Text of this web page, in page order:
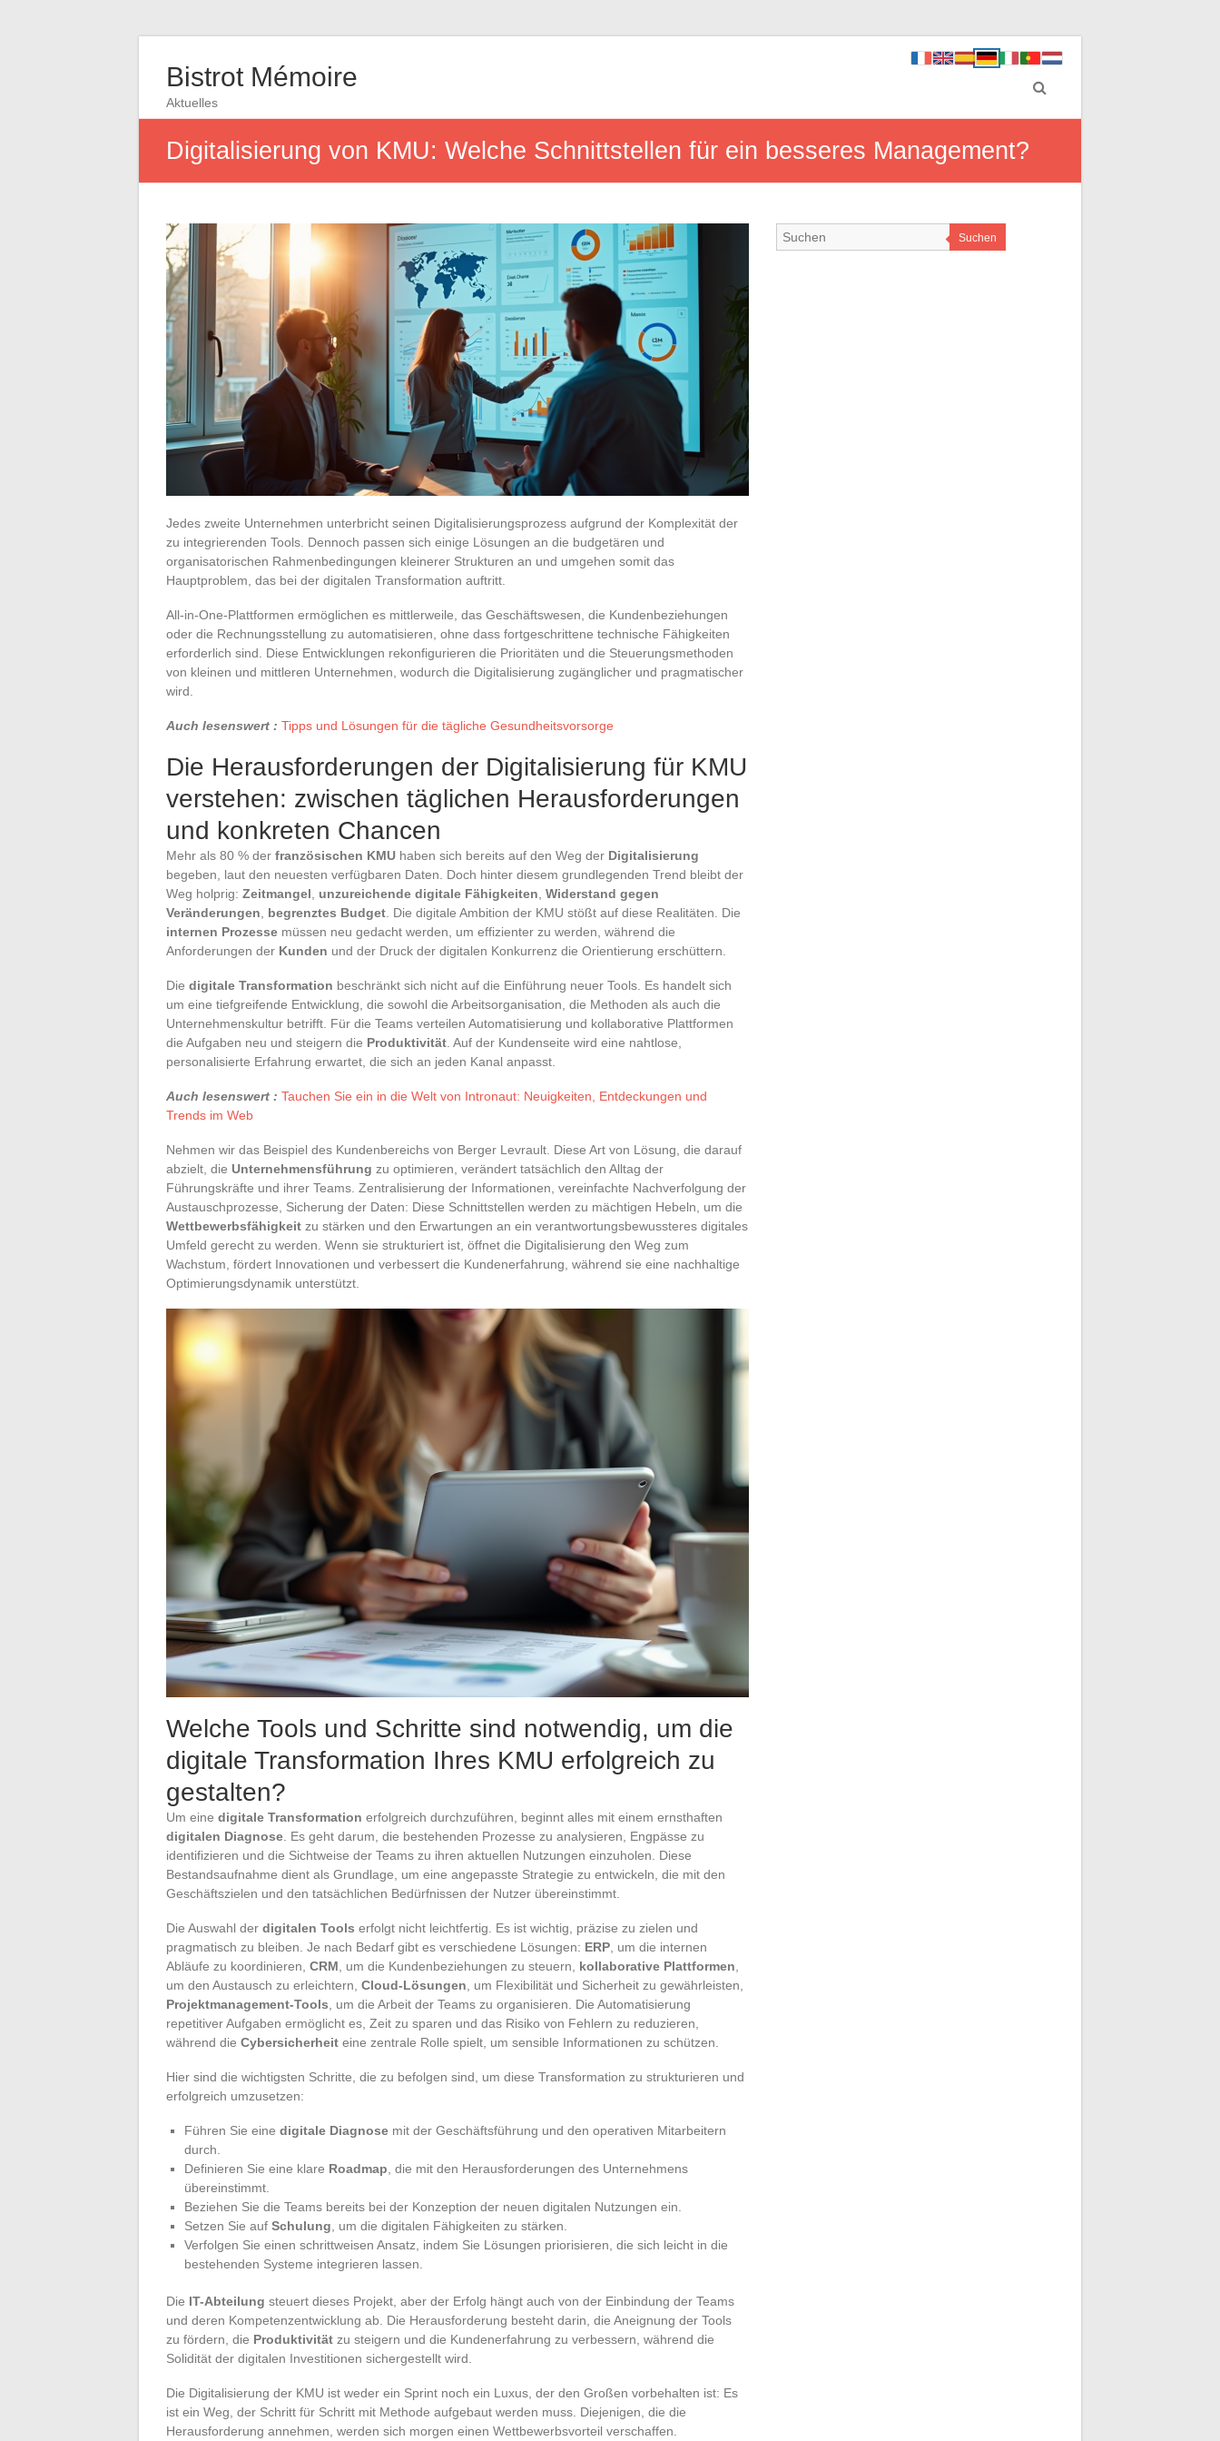
Bistrot Mémoire
Aktuelles
Digitalisierung von KMU: Welche Schnittstellen für ein besseres Management?
Jedes zweite Unternehmen unterbricht seinen Digitalisierungsprozess aufgrund der Komplexität der
zu integrierenden Tools. Dennoch passen sich einige Lösungen an die budgetären und
organisatorischen Rahmenbedingungen kleinerer Strukturen an und umgehen somit das
Hauptproblem, das bei der digitalen Transformation auftritt.
All-in-One-Plattformen ermöglichen es mittlerweile, das Geschäftswesen, die Kundenbeziehungen
oder die Rechnungsstellung zu automatisieren, ohne dass fortgeschrittene technische Fähigkeiten
erforderlich sind. Diese Entwicklungen rekonfigurieren die Prioritäten und die Steuerungsmethoden
von kleinen und mittleren Unternehmen, wodurch die Digitalisierung zugänglicher und pragmatischer
wird.
Auch lesenswert : Tipps und Lösungen für die tägliche Gesundheitsvorsorge
Die Herausforderungen der Digitalisierung für KMU
verstehen: zwischen täglichen Herausforderungen
und konkreten Chancen
Mehr als 80 % der französischen KMU haben sich bereits auf den Weg der Digitalisierung
begeben, laut den neuesten verfügbaren Daten. Doch hinter diesem grundlegenden Trend bleibt der
Weg holprig: Zeitmangel unzureichende digitale Fähigkeiten Widerstand gegen
Veränderungen
begrenztes Budget . Die digitale Ambition der KMU stößt auf diese Realitäten. Die
internen Prozesse müssen neu gedacht werden, um effizienter zu werden, während die
Anforderungen der Kunden und der Druck der digitalen Konkurrenz die Orientierung erschüttern.
Die digitale Transformation beschränkt sich nicht auf die Einführung neuer Tools. Es handelt sich
um eine tiefgreifende Entwicklung, die sowohl die Arbeitsorganisation, die Methoden als auch die
Unternehmenskultur betrifft. Für die Teams verteilen Automatisierung und kollaborative Plattformen
die Aufgaben neu und steigern die Produktivität . Auf der Kundenseite wird eine nahtlose,
personalisierte Erfahrung erwartet, die sich an jeden Kanal anpasst.
Auch lesenswert : Tauchen Sie ein in die Welt von Intronaut: Neuigkeiten, Entdeckungen und
Trends im Web
Nehmen wir das Beispiel des Kundenbereichs von Berger Levrault. Diese Art von Lösung, die darauf
abzielt, die Unternehmensführung zu optimieren, verändert tatsächlich den Alltag der
Führungskräfte und ihrer Teams. Zentralisierung der Informationen, vereinfachte Nachverfolgung der
Austauschprozesse, Sicherung der Daten: Diese Schnittstellen werden zu mächtigen Hebeln, um die
Wettbewerbsfähigkeit zu stärken und den Erwartungen an ein verantwortungsbewussteres digitales
Umfeld gerecht zu werden. Wenn sie strukturiert ist, öffnet die Digitalisierung den Weg zum
Wachstum, fördert Innovationen und verbessert die Kundenerfahrung, während sie eine nachhaltige
Optimierungsdynamik unterstützt.
Welche Tools und Schritte sind notwendig, um die
digitale Transformation Ihres KMU erfolgreich zu
gestalten?
Um eine digitale Transformation erfolgreich durchzuführen, beginnt alles mit einem ernsthaften
digitalen Diagnose . Es geht darum, die bestehenden Prozesse zu analysieren, Engpässe zu
identifizieren und die Sichtweise der Teams zu ihren aktuellen Nutzungen einzuholen. Diese
Bestandsaufnahme dient als Grundlage, um eine angepasste Strategie zu entwickeln, die mit den
Geschäftszielen und den tatsächlichen Bedürfnissen der Nutzer übereinstimmt.
Die Auswahl der digitalen Tools erfolgt nicht leichtfertig. Es ist wichtig, präzise zu zielen und
pragmatisch zu bleiben. Je nach Bedarf gibt es verschiedene Lösungen: ERP , um die internen
Abläufe zu koordinieren, CRM , um die Kundenbeziehungen zu steuern, kollaborative Plattformen
um den Austausch zu erleichtern, Cloud-Lösungen , um Flexibilität und Sicherheit zu gewährleisten,
Projektmanagement-Tools , um die Arbeit der Teams zu organisieren. Die Automatisierung
repetitiver Aufgaben ermöglicht es, Zeit zu sparen und das Risiko von Fehlern zu reduzieren,
während die Cybersicherheit eine zentrale Rolle spielt, um sensible Informationen zu schützen.
Hier sind die wichtigsten Schritte, die zu befolgen sind, um diese Transformation zu strukturieren und
erfolgreich umzusetzen:
Führen Sie eine digitale Diagnose mit der Geschäftsführung und den operativen Mitarbeitern
durch.
Definieren Sie eine klare Roadmap , die mit den Herausforderungen des Unternehmens
übereinstimmt.
Beziehen Sie die Teams bereits bei der Konzeption der neuen digitalen Nutzungen ein.
Setzen Sie auf Schulung , um die digitalen Fähigkeiten zu stärken.
Verfolgen Sie einen schrittweisen Ansatz, indem Sie Lösungen priorisieren, die sich leicht in die
bestehenden Systeme integrieren lassen.
Die IT-Abteilung steuert dieses Projekt, aber der Erfolg hängt auch von der Einbindung der Teams
und deren Kompetenzentwicklung ab. Die Herausforderung besteht darin, die Aneignung der Tools
zu fördern, die Produktivität zu steigern und die Kundenerfahrung zu verbessern, während die
Solidität der digitalen Investitionen sichergestellt wird.
Die Digitalisierung der KMU ist weder ein Sprint noch ein Luxus, der den Großen vorbehalten ist: Es
ist ein Weg, der Schritt für Schritt mit Methode aufgebaut werden muss. Diejenigen, die die
Herausforderung annehmen, werden sich morgen einen Wettbewerbsvorteil verschaffen.
Suchen